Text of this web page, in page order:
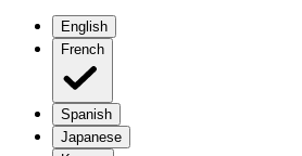
English
French
Spanish
Japanese